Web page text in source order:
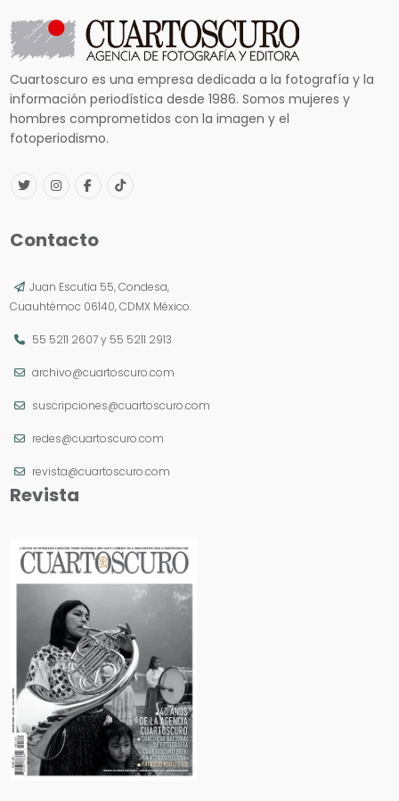
Cuartoscuro es una empresa dedicada a la fotografía y la
información periodística desde 1986. Somos mujeres y
hombres comprometidos con la imagen y el
fotoperiodismo.
Contacto
Juan Escutia 55, Condesa,
Cuauhtémoc 06140, CDMX México.
55 5211 2607y 55 5211 2913
archivo@cuartoscuro.com
suscripciones@cuartoscuro.com
redes@cuartoscuro.com
revista@cuartoscuro.com
Revista